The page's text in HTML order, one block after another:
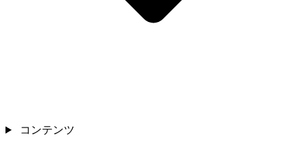
コンテンツ